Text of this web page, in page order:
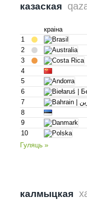
казаская
краіна
1
2
3
4
5
6
7
8
9
10
Гуляць »
калмыцкая